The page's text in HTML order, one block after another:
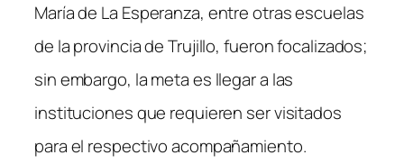
María de La Esperanza, entre otras escuelas
de la provincia de Trujillo, fueron focalizados;
sin embargo, la meta es llegar a las
instituciones que requieren ser visitados
para el respectivo acompañamiento.